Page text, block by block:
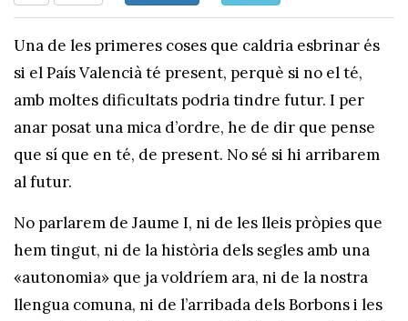
Una de les primeres coses que caldria esbrinar és
si el País Valencià té present, perquè si no el té,
amb moltes dificultats podria tindre futur. I per
anar posat una mica d’ordre, he de dir que pense
que sí que en té, de present. No sé si hi arribarem
al futur.
No parlarem de Jaume I, ni de les lleis pròpies que
hem tingut, ni de la història dels segles amb una
«autonomia» que ja voldríem ara, ni de la nostra
llengua comuna, ni de l’arribada dels Borbons i les